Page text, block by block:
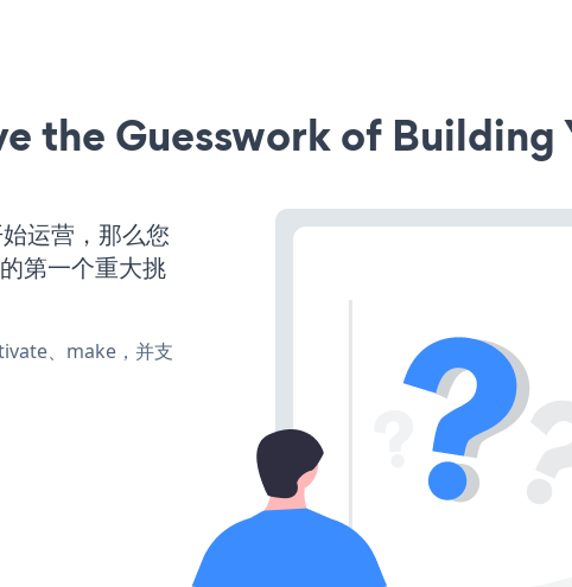
the Guesswork of Building
运营，那么您
第一个重大挑
、make，并支